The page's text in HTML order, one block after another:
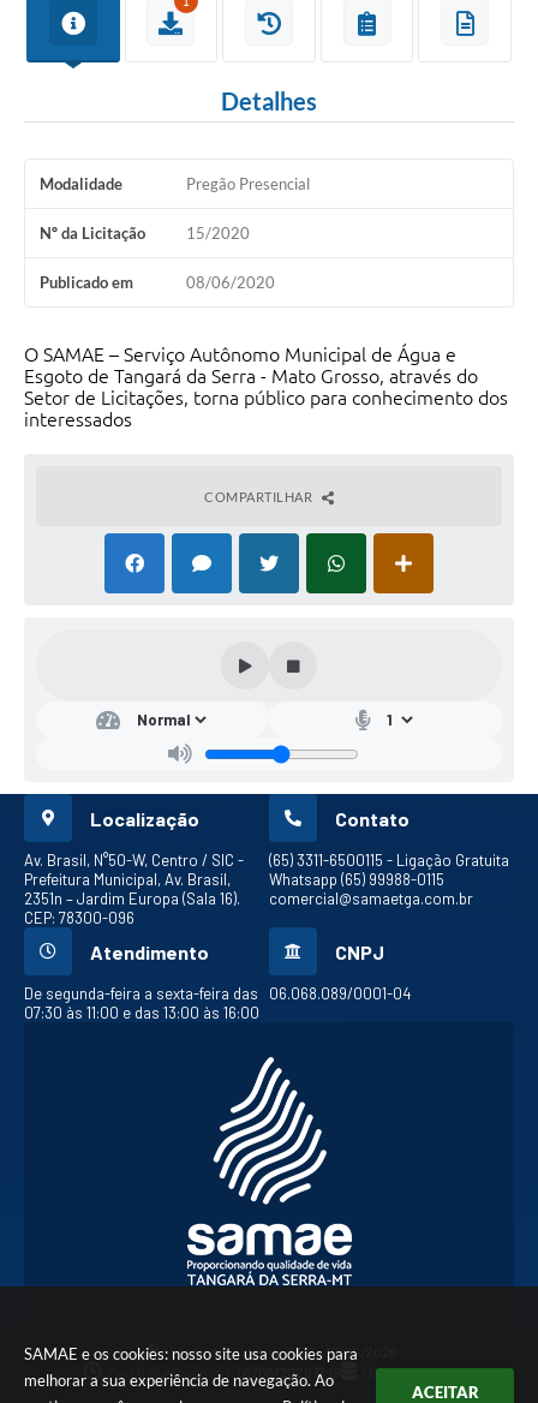
SAMAE e os cookies: nosso site usa cookies para
melhorar a sua experiência de navegação. Ao
ACEITAR
Detalhes
Modalidade Pregão Presencial
Nº da Licitação 15/2020
Publicado em 08/06/2020
O SAMAE – Serviço Autônomo Municipal de Água e
Esgoto de Tangará da Serra - Mato Grosso, através do
Setor de Licitações, torna público para conhecimento dos
interessados
COMPARTILHAR
Localização
Av. Brasil, N°50-W, Centro / SIC -
Prefeitura Municipal, Av. Brasil,
2351n – Jardim Europa (Sala 16).
CEP: 78300-096
Contato
(65) 3311-6500115 - Ligação Gratuita
Whatsapp (65) 99988-0115
comercial@samaetga.com.br
Atendimento
De segunda-feira a sexta-feira das
07:30 às 11:00 e das 13:00 às 16:00
CNPJ
06.068.089/0001-04
Versão do Sistema:3.5.3 - 19/06/2026
Portal atualizado em:
06/08/2026 17:19 Dados Abertos